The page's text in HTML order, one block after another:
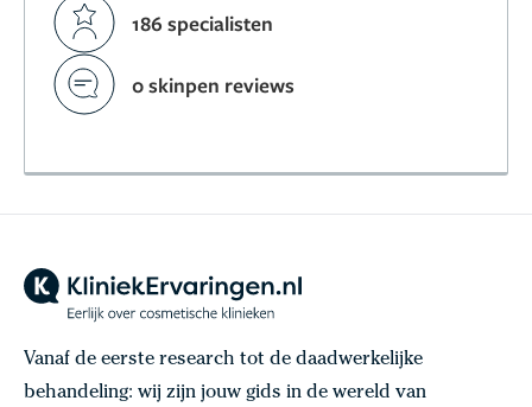
186 specialisten
0 skinpen reviews
Vanaf de eerste research tot de daadwerkelijke
behandeling: wij zijn jouw gids in de wereld van